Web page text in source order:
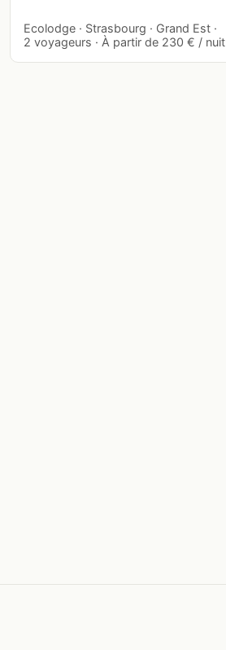
Ecolodge · Strasbourg · Grand Est ·
2 voyageurs · À partir de 230 € / nuit